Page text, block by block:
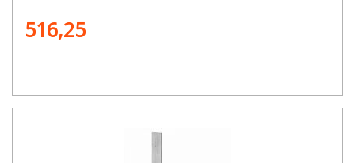
516,25